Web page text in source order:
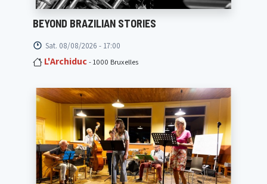
BEYOND BRAZILIAN STORIES
Sat. 08/08/2026 - 17:00
L'Archiduc- 1000 Bruxelles